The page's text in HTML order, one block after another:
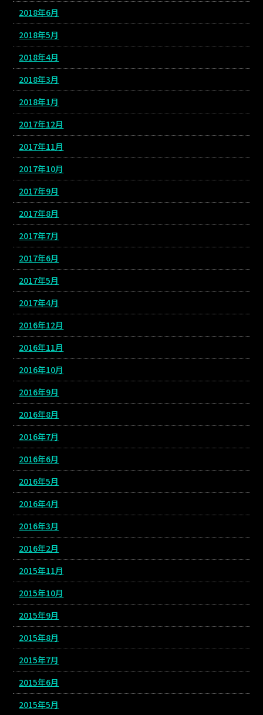
2018年6月
2018年5月
2018年4月
2018年3月
2018年1月
2017年12月
2017年11月
2017年10月
2017年9月
2017年8月
2017年7月
2017年6月
2017年5月
2017年4月
2016年12月
2016年11月
2016年10月
2016年9月
2016年8月
2016年7月
2016年6月
2016年5月
2016年4月
2016年3月
2016年2月
2015年11月
2015年10月
2015年9月
2015年8月
2015年7月
2015年6月
2015年5月